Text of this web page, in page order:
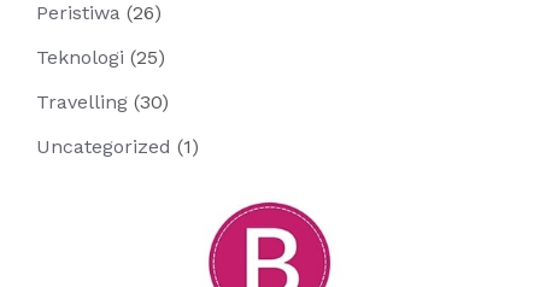
Peristiwa (26)
Teknologi (25)
Travelling (30)
Uncategorized (1)